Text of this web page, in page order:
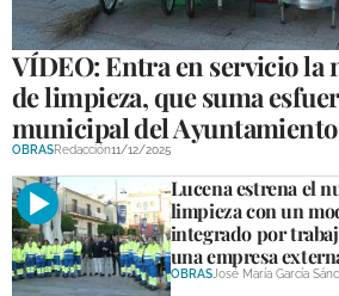
OCIO
COFRADÍAS
COMPETICIONES
DEPORTE BASE
VÍDEO: Entra en servicio la
de limpieza, que suma
municipal del Ayuntamiento
OBRASRedacción11/12/2025
Lucena estrena el
limpieza con un
integrado por
una empresa
OBRASJosé María García